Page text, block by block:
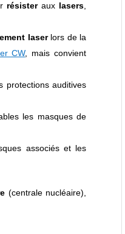
résisteraux lasers,
laserlors de la
CW, mais convient
protections auditives
les masques de
associés et les
(centrale nucléaire),